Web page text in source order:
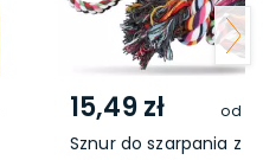
15,49 zł od
Sznur do szarpania z